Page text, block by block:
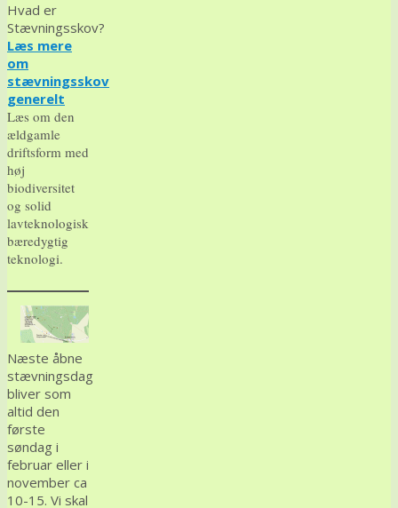
Hvad er
Stævningsskov?
Læs mere
om
stævningsskov
generelt
Læs om den
ældgamle
driftsform med
høj
biodiversitet
og solid
lavteknologisk
bæredygtig
teknologi.
Næste åbne
stævningsdag
bliver som
altid den
første
søndag i
februar eller i
november ca
10-15. Vi skal